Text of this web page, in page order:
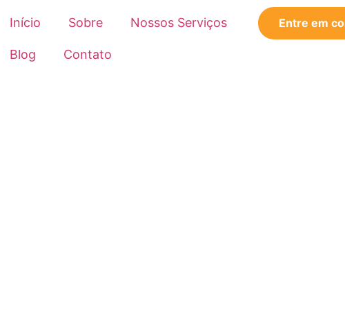
Início Sobre Nossos Serviços
Blog Contato
Entre em